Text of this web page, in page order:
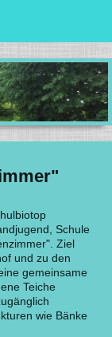
Schule
Ziel
und zu den
gemeinsame
Teiche
wie Bänke